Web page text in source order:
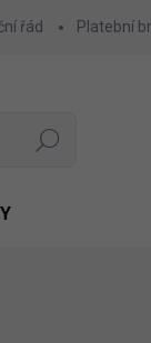
řád Platební
Hledat